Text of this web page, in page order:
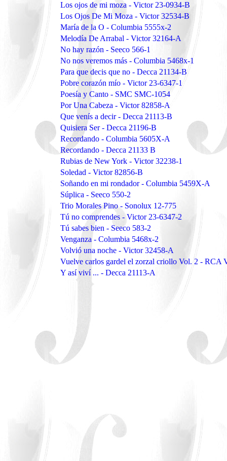
Los ojos de mi moza - Victor 23-0934-B
Los Ojos De Mi Moza - Victor 32534-B
María de la O - Columbia 5555x-2
Melodía De Arrabal - Victor 32164-A
No hay razón - Seeco 566-1
No nos veremos más - Columbia 5468x-1
Para que decis que no - Decca 21134-B
Pobre corazón mío - Victor 23-6347-1
Poesía y Canto - SMC SMC-1054
Por Una Cabeza - Victor 82858-A
Que venís a decir - Decca 21113-B
Quisiera Ser - Decca 21196-B
Recordando - Columbia 5605X-A
Recordando - Decca 21133 B
Rubias de New York - Victor 32238-1
Soledad - Victor 82856-B
Soñando en mi rondador - Columbia 5459X-A
Súplica - Seeco 550-2
Trio Morales Pino - Sonolux 12-775
Tú no comprendes - Victor 23-6347-2
Tú sabes bien - Seeco 583-2
Venganza - Columbia 5468x-2
Volvió una noche - Victor 32458-A
Vuelve carlos gardel el zorzal criollo Vol. 2 - RCA
Y así viví ... - Decca 21113-A